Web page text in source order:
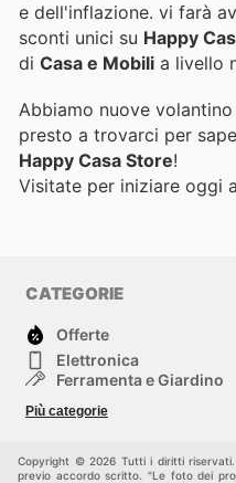
e dell'inflazione. vi farà
sconti unici su Happy
di Casa e Mobili a livello
Abbiamo nuove
presto a trovarci per
Happy Casa Store!
Visitate per iniziare oggi
CATEGORIE
Offerte
Elettronica
Ferramenta e Giardino
Bambini e Neonati
Più categorie
Copyright © 2026 Tutti i diritti
previo accordo scritto. "Le foto dei